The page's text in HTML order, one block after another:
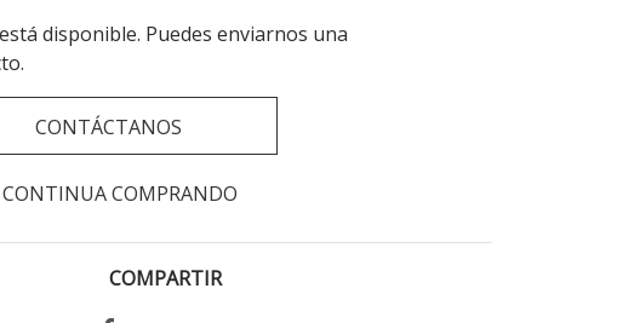
disponible. Puedes enviarnos una
CONTÁCTANOS
COMPRANDO
COMPARTIR